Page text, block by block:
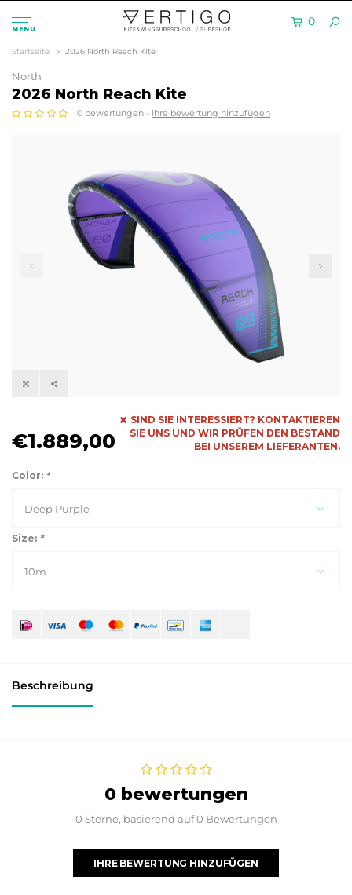
MENU
0
Startseite 2026 North Reach Kite
North
2026 North Reach Kite
0 bewertungen - ihre bewertung hinzufügen
€1.889,00
SIND SIE INTERESSIERT? KONTAKTIEREN
SIE UNS UND WIR PRÜFEN DEN BESTAND
BEI UNSEREM LIEFERANTEN.
Color: *
Deep Purple
Size: *
10m
Beschreibung
0 bewertungen
0 Sterne, basierend auf 0 Bewertungen
IHRE BEWERTUNG HINZUFÜGEN